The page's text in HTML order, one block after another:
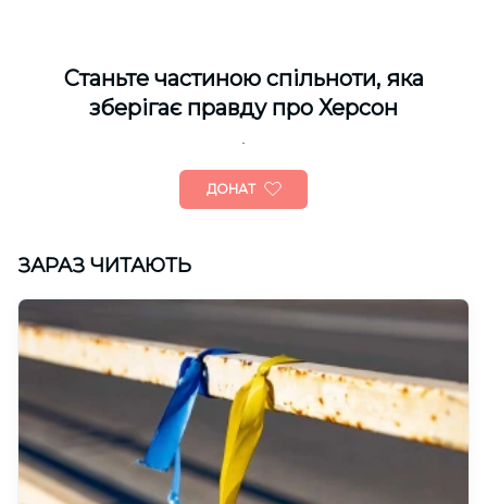
Cтаньте частиною спільноти, яка
зберігає правду про Херсон
ДОНАТ
ЗАРАЗ ЧИТАЮТЬ